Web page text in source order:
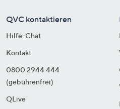
QVC kontaktieren
Hilfe-Chat
Kontakt
0800 2944 444
(gebührenfrei)
QLive